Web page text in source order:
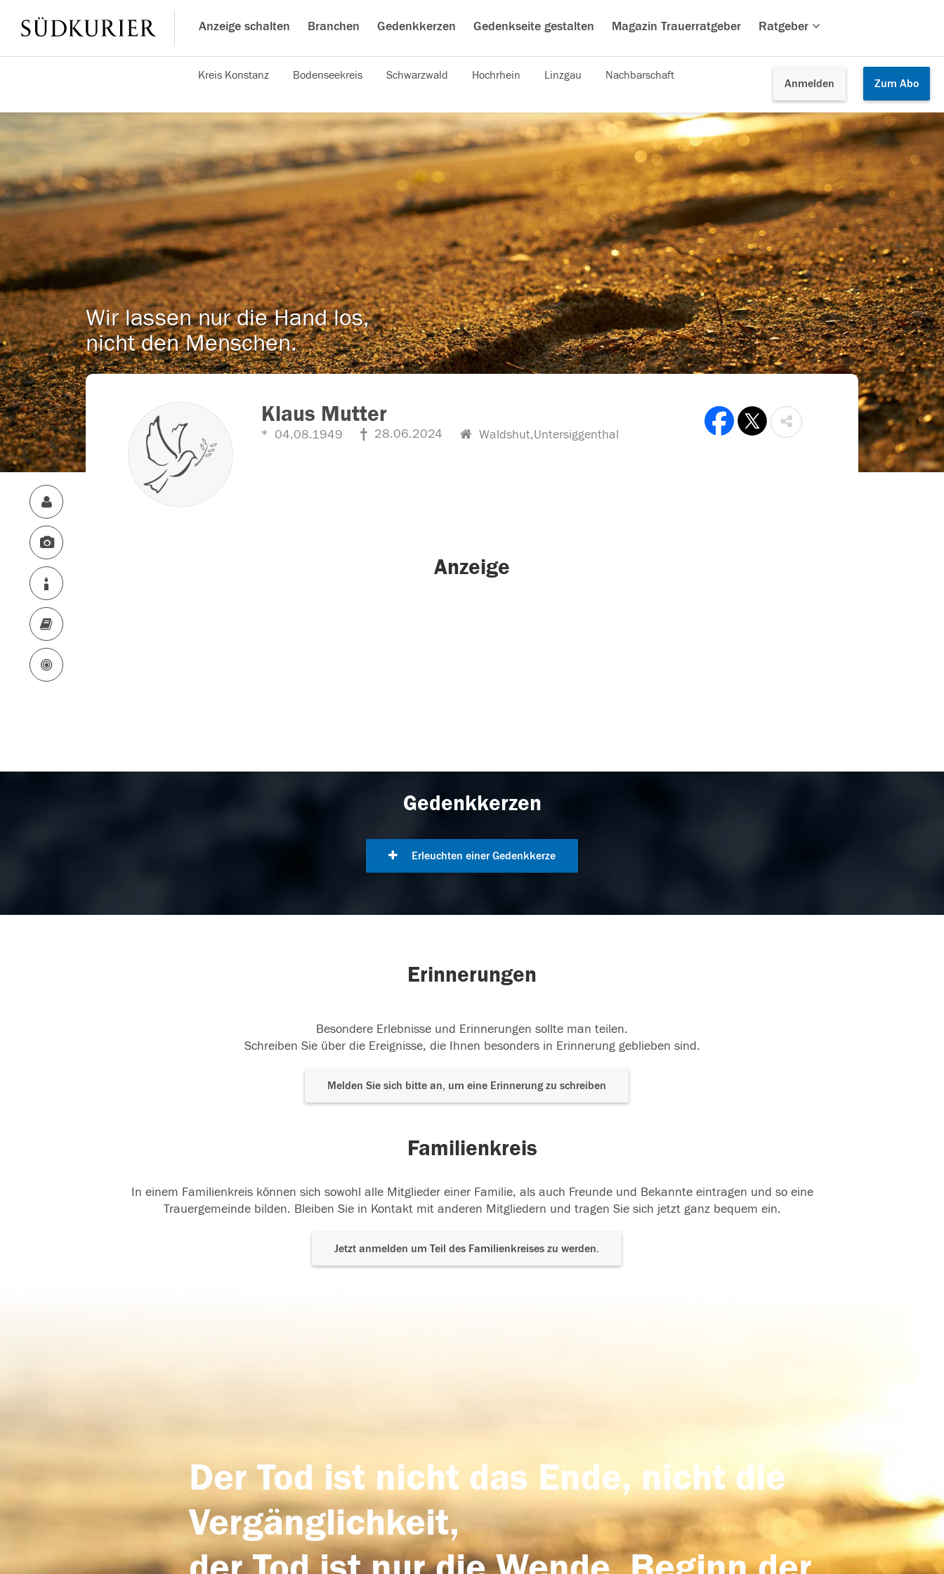
Anzeige schalten Branchen Gedenkkerzen Gedenkseite gestalten Magazin Trauerratgeber Ratgeber
Anmelden Zum Abo
Kreis Konstanz Bodenseekreis Schwarzwald Hochrhein Linzgau Nachbarschaft
Wir lassen nur die Hand los,
nicht den Menschen.
Klaus Mutter
04.08.1949 28.06.2024 Waldshut,Untersiggenthal
Anzeige
Gedenkkerzen
Erleuchten einer Gedenkkerze
Erinnerungen
Besondere Erlebnisse und Erinnerungen sollte man teilen.
Schreiben Sie über die Ereignisse, die Ihnen besonders in Erinnerung geblieben sind.
Melden Sie sich bitte an, um eine Erinnerung zu schreiben
Familienkreis
In einem Familienkreis können sich sowohl alle Mitglieder einer Familie, als auch Freunde und Bekannte eintragen und so eine
Trauergemeinde bilden. Bleiben Sie in Kontakt mit anderen Mitgliedern und tragen Sie sich jetzt ganz bequem ein.
Jetzt anmelden um Teil des Familienkreises zu werden.
Der Tod ist nicht das Ende, nicht die
Vergänglichkeit,